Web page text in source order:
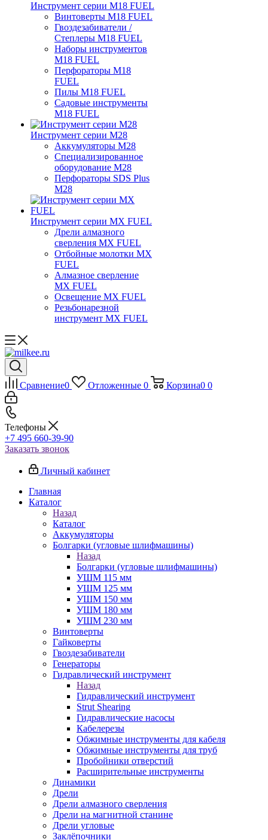
Инструмент серии M18 FUEL
Винтоверты M18 FUEL
Гвоздезабиватели /
Степлеры M18 FUEL
Наборы инструментов
M18 FUEL
Перфораторы M18
FUEL
Пилы M18 FUEL
Садовые инструменты
M18 FUEL
Инструмент серии M28
Аккумуляторы M28
Специализированное
оборудование M28
Перфораторы SDS Plus
M28
Инструмент серии MX FUEL
Дрели алмазного
сверления MX FUEL
Отбойные молотки MX
FUEL
Алмазное сверление
MX FUEL
Освещение MX FUEL
Резьбонарезной
инструмент MX FUEL
Сравнение0 Отложенные 0 Корзина0 0
Телефоны
+7 495 660-39-90
Заказать звонок
Личный кабинет
Главная
Каталог
Назад
Каталог
Аккумуляторы
Болгарки (угловые шлифмашины)
Назад
Болгарки (угловые шлифмашины)
УШМ 115 мм
УШМ 125 мм
УШМ 150 мм
УШМ 180 мм
УШМ 230 мм
Винтоверты
Гайковерты
Гвоздезабиватели
Генераторы
Гидравлический инструмент
Назад
Гидравлический инструмент
Strut Shearing
Гидравлические насосы
Кабелерезы
Обжимные инструменты для кабеля
Обжимные инструменты для труб
Пробойники отверстий
Расширительные инструменты
Динамики
Дрели
Дрели алмазного сверления
Дрели на магнитной станине
Дрели угловые
Заклёпочники